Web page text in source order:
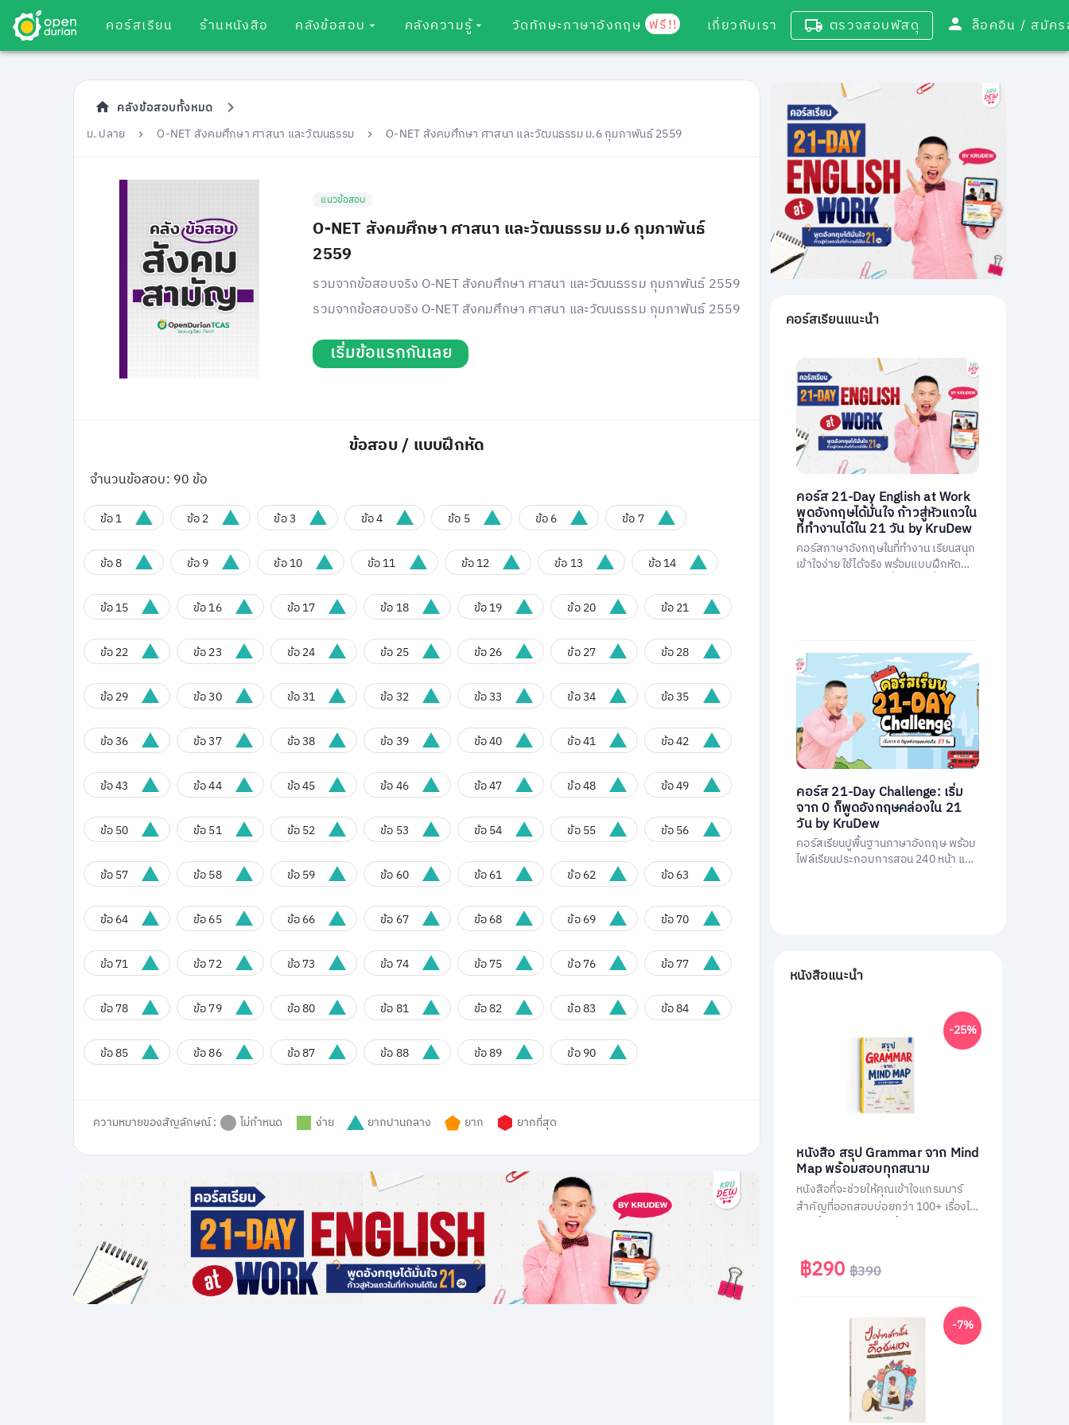
คอร์สเรียน ร้านหนังสือ คลังข้อสอบ คลังความรู้ วัดทักษะภาษาอังกฤษ ฟรี!! เกี่ยวกับเรา ตรวจสอบพัสดุ ล็อคอิน /
คลังข้อสอบทั้งหมด
ม. ปลาย
O-NET สังคมศึกษา ศาสนา และวัฒนธรรม O-NET สังคมศึกษา ศาสนา และวัฒนธรรม ม.6 กุมภาพันธ์ 2559
แนวข้อสอบ
O-NET สังคมศึกษา ศาสนา และวัฒนธรรม ม.6 กุมภาพันธ์
2559
รวมจากข้อสอบจริง O-NET สังคมศึกษา ศาสนา และวัฒนธรรม กุมภาพันธ์ 2559
รวมจากข้อสอบจริง O-NET สังคมศึกษา ศาสนา และวัฒนธรรม กุมภาพันธ์ 2559
เริ่มข้อแรกกันเลย
ข้อสอบ / แบบฝึกหัด
จำนวนข้อสอบ: 90 ข้อ
ข้อ 1 ข้อ 2 ข้อ 3 ข้อ 4 ข้อ 5 ข้อ 6 ข้อ 7
ข้อ 8 ข้อ 9 ข้อ 10 ข้อ 11 ข้อ 12 ข้อ 13 ข้อ 14
ข้อ 15 ข้อ 16 ข้อ 17 ข้อ 18 ข้อ 19 ข้อ 20 ข้อ 21
ข้อ 22 ข้อ 23 ข้อ 24 ข้อ 25 ข้อ 26 ข้อ 27 ข้อ 28
ข้อ 29 ข้อ 30 ข้อ 31 ข้อ 32 ข้อ 33 ข้อ 34 ข้อ 35
ข้อ 36 ข้อ 37 ข้อ 38 ข้อ 39 ข้อ 40 ข้อ 41 ข้อ 42
ข้อ 43 ข้อ 44 ข้อ 45 ข้อ 46 ข้อ 47 ข้อ 48 ข้อ 49
ข้อ 50 ข้อ 51 ข้อ 52 ข้อ 53 ข้อ 54 ข้อ 55 ข้อ 56
ข้อ 57 ข้อ 58 ข้อ 59 ข้อ 60 ข้อ 61 ข้อ 62 ข้อ 63
ข้อ 64 ข้อ 65 ข้อ 66 ข้อ 67 ข้อ 68 ข้อ 69 ข้อ 70
ข้อ 71 ข้อ 72 ข้อ 73 ข้อ 74 ข้อ 75 ข้อ 76 ข้อ 77
ข้อ 78 ข้อ 79 ข้อ 80 ข้อ 81 ข้อ 82 ข้อ 83 ข้อ 84
ข้อ 85 ข้อ 86 ข้อ 87 ข้อ 88 ข้อ 89 ข้อ 90
ความหมายของสัญลักษณ์ : ไม่กำหนด ง่าย ยากปานกลาง ยาก ยากที่สุด
คอร์สเรียนแนะนำ
คอร์ส 21-Day English at Work
พูดอังกฤษได้มั่นใจ ก้าวสู่หัวแถวใน
ที่ทำงานได้ใน 21 วัน by KruDew
คอร์สภาษาอังกฤษในที่ทำงาน เรียนสนุก
เข้าใจง่าย ใช้ได้จริง พร้อมแบบฝึกหัดนำ
คอร์ส 21-Day Challenge: เริ่ม
จาก 0 ก็พูดอังกฤษคล่องใน 21
วัน by KruDew
คอร์สเรียนปูพื้นฐานภาษาอังกฤษ พร้อม
ไฟล์เรียนประกอบการสอน 240 หน้า และ
หนังสือแนะนำ
หนังสือ สรุป Grammar จาก Mind
Map พร้อมสอบทุกสนาม
หนังสือที่จะช่วยให้คุณเข้าใจแกรมมาร์
สำคัญที่ออกสอบบ่อยกว่า 100+ เรื่องได้
ที่มาพร้อมกับการคัดกรองเนื้อหาแยก
ตามสนามสอบ และแบบฝึกหัดทบทวน
-25%
฿290฿390
-7%